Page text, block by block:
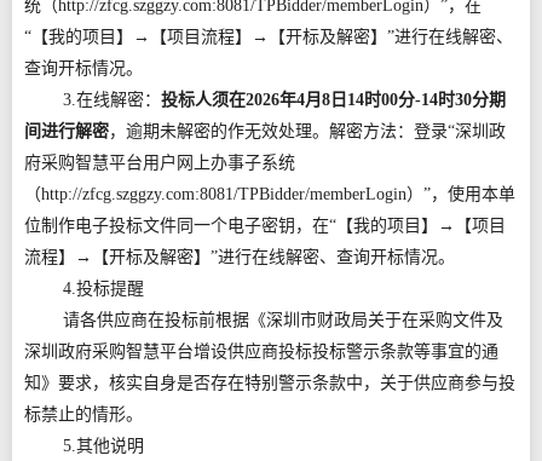
统（http://zfcg.szggzy.com:8081/TPBidder/memberLogin）”，在
“【我的项目】→【项目流程】→【开标及解密】”进行在线解密、
查询开标情况。
3.在线解密： 投标人须在2026年4月8日14时00分-14时30分期
间进行解密，逾期未解密的作无效处理。解密方法：登录“深圳政
府采购智慧平台用户网上办事子系统
（http://zfcg.szggzy.com:8081/TPBidder/memberLogin）”，使用本单
位制作电子投标文件同一个电子密钥，在“【我的项目】→【项目
流程】→【开标及解密】”进行在线解密、查询开标情况。
4.投标提醒
请各供应商在投标前根据《深圳市财政局关于在采购文件及
深圳政府采购智慧平台增设供应商投标投标警示条款等事宜的通
知》要求，核实自身是否存在特别警示条款中，关于供应商参与投
标禁止的情形。
5.其他说明